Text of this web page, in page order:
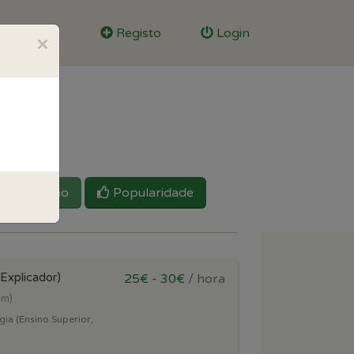
Registo Login
Reputação Popularidade
(Ensino Superior,
25€ - 30€ / hora
×